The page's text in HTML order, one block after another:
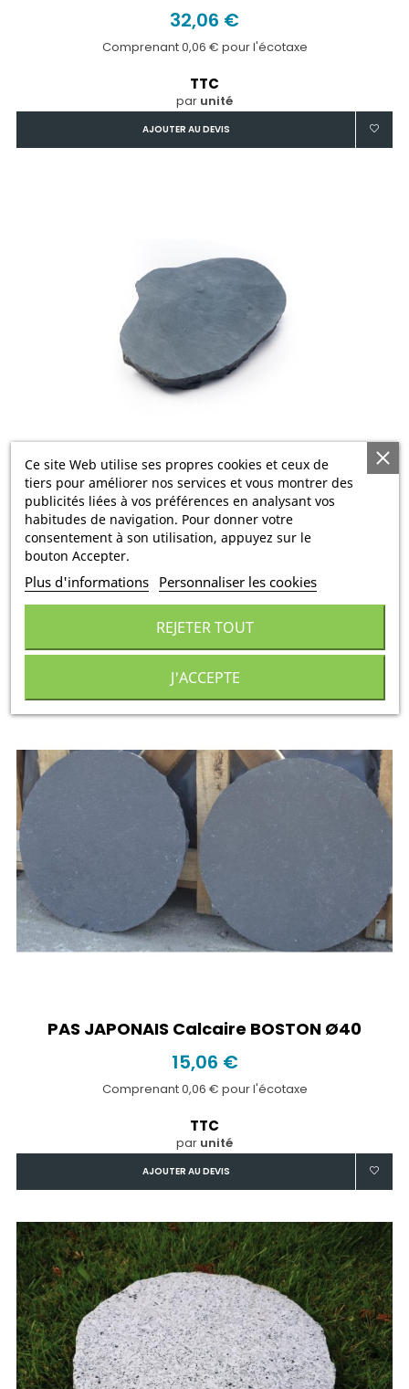
32,06 €
Comprenant 0,06 € pour l'écotaxe
TTC
par unité
AJOUTER AU DEVIS
PAS JAPONAIS Calcaire BOSTON 55X35
19,06 €
Comprenant 0,06 € pour l'écotaxe
TTC
parunité
AJOUTER AU DEVIS
PAS JAPONAIS Calcaire BOSTON Ø40
15,06 €
Comprenant 0,06 € pour l'écotaxe
TTC
par unité
AJOUTER AU DEVIS
Ce site Web utilise ses propres cookies et ceux de
tiers pour améliorer nos services et vous montrer des
publicités liées à vos préférences en analysant vos
habitudes de navigation. Pour donner votre
consentement à son utilisation, appuyez sur le
bouton Accepter.
Plus d'informations Personnaliser les cookies
REJETER TOUT
J'ACCEPTE